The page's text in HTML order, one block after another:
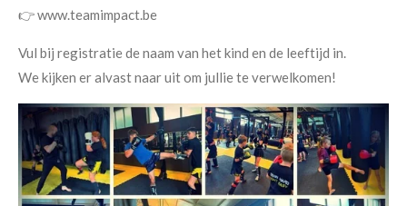
👉 www.teamimpact.be
Vul bij registratie de naam van het kind en de leeftijd in.
We kijken er alvast naar uit om jullie te verwelkomen!